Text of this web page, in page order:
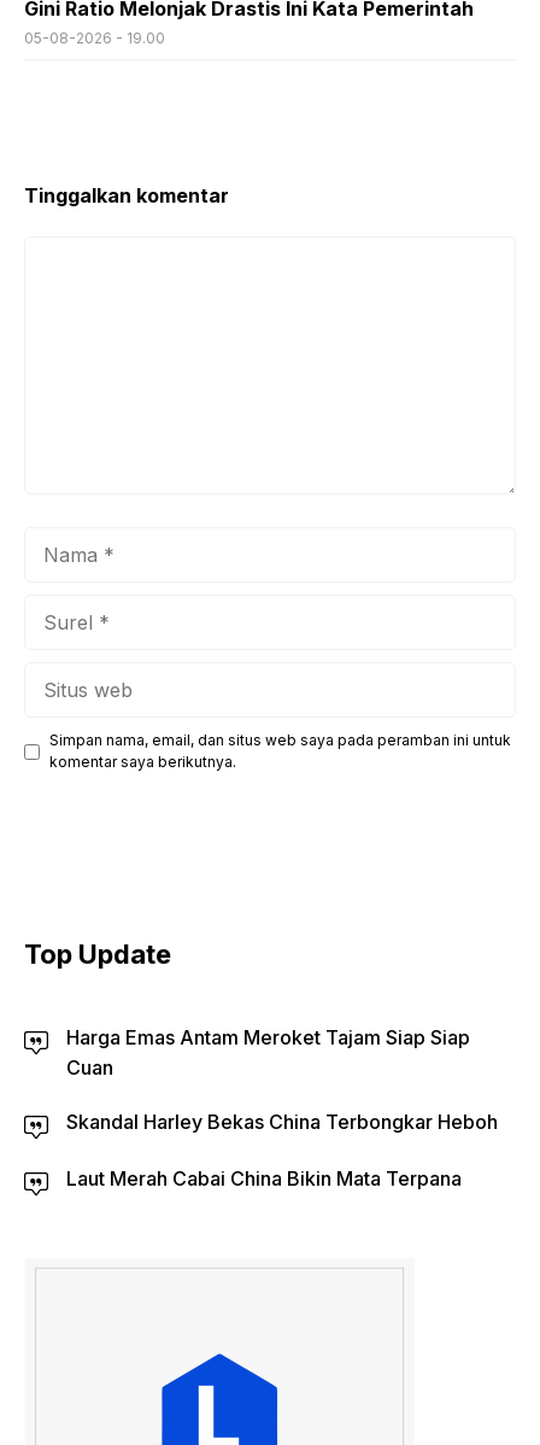
Gini Ratio Melonjak Drastis Ini Kata Pemerintah
05-08-2026 - 19.00
Tinggalkan komentar
Simpan nama, email, dan situs web saya pada peramban ini untuk
komentar saya berikutnya.
Top Update
Harga Emas Antam Meroket Tajam Siap Siap
Cuan
Skandal Harley Bekas China Terbongkar Heboh
Laut Merah Cabai China Bikin Mata Terpana